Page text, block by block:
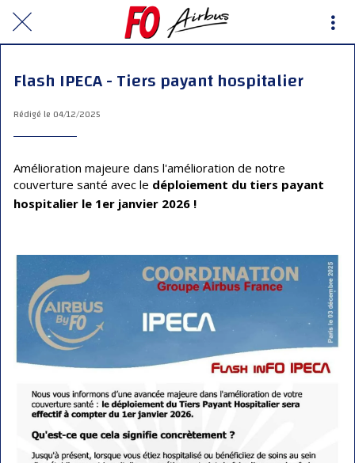
Flash IPECA - Tiers payant hospitalier
Rédigé le 04/12/2025
Amélioration majeure dans l'amélioration de notre
couverture santé avec le déploiement du tiers payant
hospitalier le 1er janvier 2026 !